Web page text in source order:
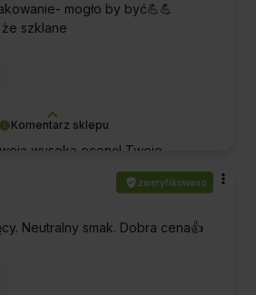
Komentarz sklepu
wysoką ocenę! Twoje
nas nieocenione i napędza nas
starań o dbałość o jakość.
mogło by być💪💪
szklane
zweryfikowano
Neutralny smak. Dobra cena👍️